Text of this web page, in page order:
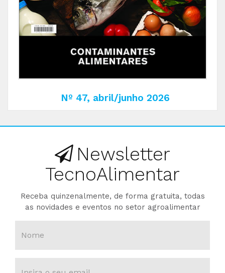
Nº 47, abril/junho 2026
Newsletter
TecnoAlimentar
Receba quinzenalmente, de forma gratuita, todas
as novidades e eventos no setor agroalimentar